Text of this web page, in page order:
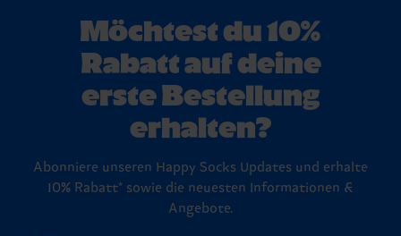
Möchtest du 10%
Rabatt auf deine
erste Bestellung
erhalten?
Abonniere unseren Happy Socks Updates und erhalte
10% Rabatt* sowie die neuesten Informationen &
Angebote.